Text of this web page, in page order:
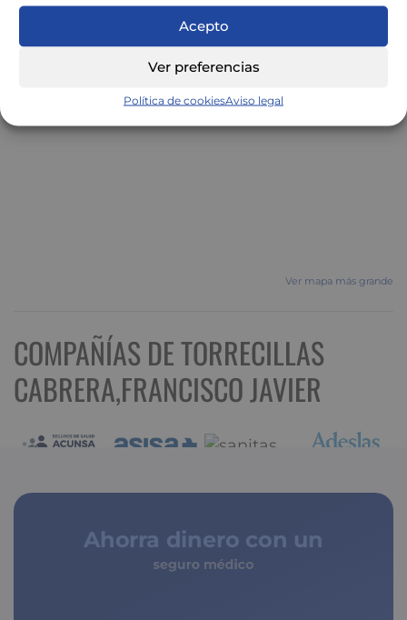
Acepto
Ver preferencias
Política de cookiesAviso legal
Ver mapa más grande
COMPAÑÍAS DE TORRECILLAS
CABRERA,FRANCISCO JAVIER
Ahorra dinero con un
seguro médico